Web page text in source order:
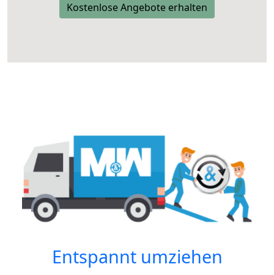
Kostenlose Angebote erhalten
Entspannt umziehen